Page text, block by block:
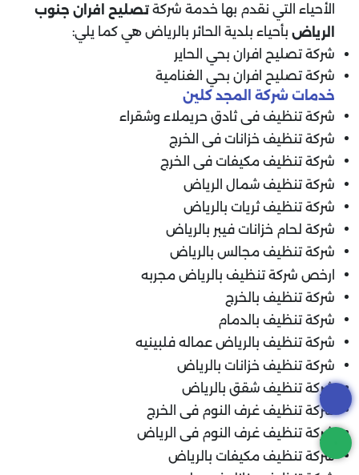
الأحياء التي نقدم بها خدمة شركة تصليح افران جنوب
الرياض بأحياء بلدية الحائر بالرياض هي كما يلي:
شركة تصليح افران بحي الحاير
شركة تصليح افران بحي الغنامية
خدمات شركة المجد كلين
شركة تنظيف فى ثادق حريملاء وشقراء
شركة تنظيف خزانات فى الخرج
شركة تنظيف مكيفات فى الخرج
شركة تنظيف شمال الرياض
شركة تنظيف ثريات بالرياض
شركة لحام خزانات فيبر بالرياض
شركة تنظيف مجالس بالرياض
ارخص شركة تنظيف بالرياض مجربه
شركة تنظيف بالخرج
شركة تنظيف بالدمام
شركة تنظيف بالرياض عماله فلبينيه
شركة تنظيف خزانات بالرياض
شركة تنظيف شقق بالرياض
شركة تنظيف غرف النوم فى الخرج
شركة تنظيف غرف النوم فى الرياض
شركة تنظيف مكيفات بالرياض